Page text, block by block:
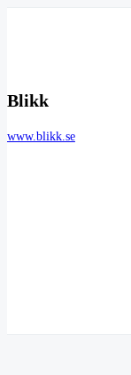
Blikk
www.blikk.se